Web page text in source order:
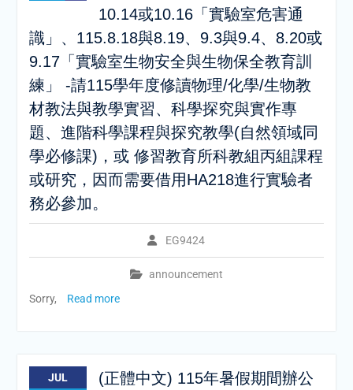
10.14或10.16「實驗室危害通
識」、115.8.18與8.19、9.3與9.4、8.20或
9.17「實驗室生物安全與生物保全教育訓
練」 -請115學年度修讀物理/化學/生物教
材教法與教學實習、科學探究與實作專
題、進階科學課程與探究教學(自然領域同
學必修課)，或 修習教育所科教組丙組課程
或研究，因而需要借用HA218進行實驗者
務必參加。
EG9424
announcement
Sorry,
Read more
JUL
(正體中文) 115年暑假期間辦公